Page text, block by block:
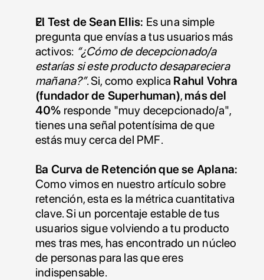
El Test de Sean Ellis: Es una simple
pregunta que envías a tus usuarios más
activos: “¿Cómo de decepcionado/a
estarías si este producto desapareciera
mañana?”. Si, como explica Rahul Vohra
(fundador de Superhuman), más del
40% responde "muy decepcionado/a",
tienes una señal potentísima de que
estás muy cerca del PMF.
La Curva de Retención que se Aplana:
Como vimos en nuestro artículo sobre
retención, esta es la métrica cuantitativa
clave. Si un porcentaje estable de tus
usuarios sigue volviendo a tu producto
mes tras mes, has encontrado un núcleo
de personas para las que eres
indispensable.